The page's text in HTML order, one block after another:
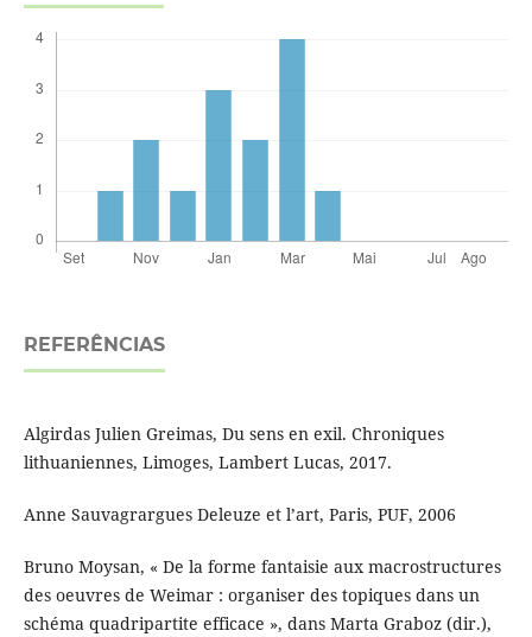
REFERÊNCIAS
Algirdas Julien Greimas, Du sens en exil. Chroniques
lithuaniennes, Limoges, Lambert Lucas, 2017.
Anne Sauvagrargues Deleuze et l’art, Paris, PUF, 2006
Bruno Moysan, « De la forme fantaisie aux macrostructures
des oeuvres de Weimar : organiser des topiques dans un
schéma quadripartite efficace », dans Marta Graboz (dir.),